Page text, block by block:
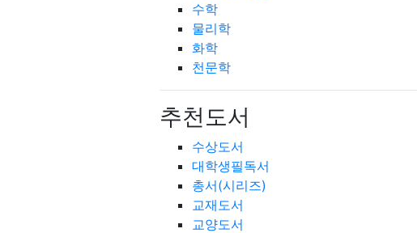
수학
물리학
화학
천문학
추천도서
수상도서
대학생필독서
총서(시리즈)
교재도서
교양도서